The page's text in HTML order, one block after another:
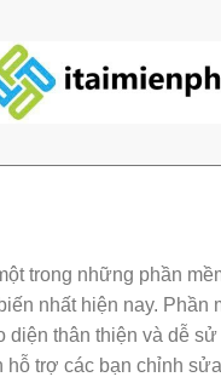
trong những phần
nhất hiện nay. Phần
diện thân thiện và dễ sử
hỗ trợ các bạn chỉnh